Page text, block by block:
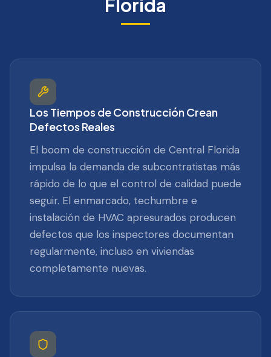
Florida
Los Tiempos de Construcción Crean
Defectos Reales
El boom de construcción de Central Florida
impulsa la demanda de subcontratistas más
rápido de lo que el control de calidad puede
seguir. El enmarcado, techumbre e
instalación de HVAC apresurados producen
defectos que los inspectores documentan
regularmente, incluso en viviendas
completamente nuevas.